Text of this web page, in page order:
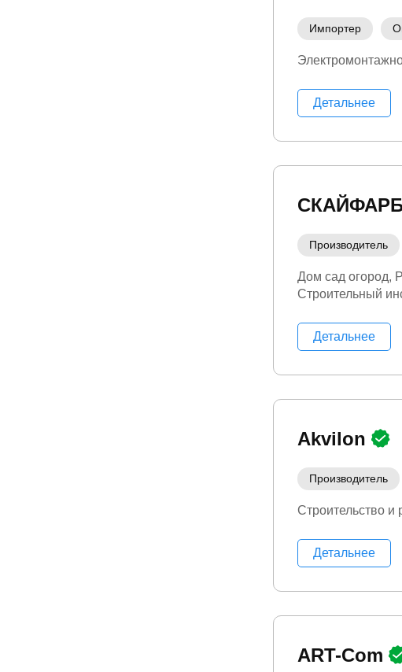
Импортер
Детальнее
Производитель
Дом сад огород
Строительный
Детальнее
Akvilon
Производитель
Строительство и
Детальнее
ART-Com